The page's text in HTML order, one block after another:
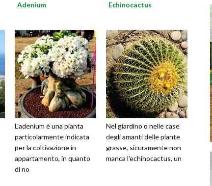
Adenium
L'adenium è una pianta
particolarmente indicata
per la coltivazione in
appartamento, in quanto
di no
Echinocactus
Nel giardino o nelle case
degli amanti delle piante
grasse, sicuramente non
manca l'echinocactus, un